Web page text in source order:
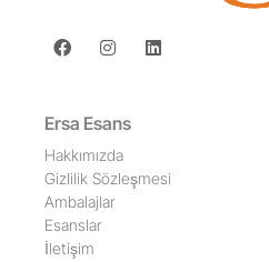
Ersa Esans
Hakkımızda
Gizlilik Sözleşmesi
Ambalajlar
Esanslar
İletişim